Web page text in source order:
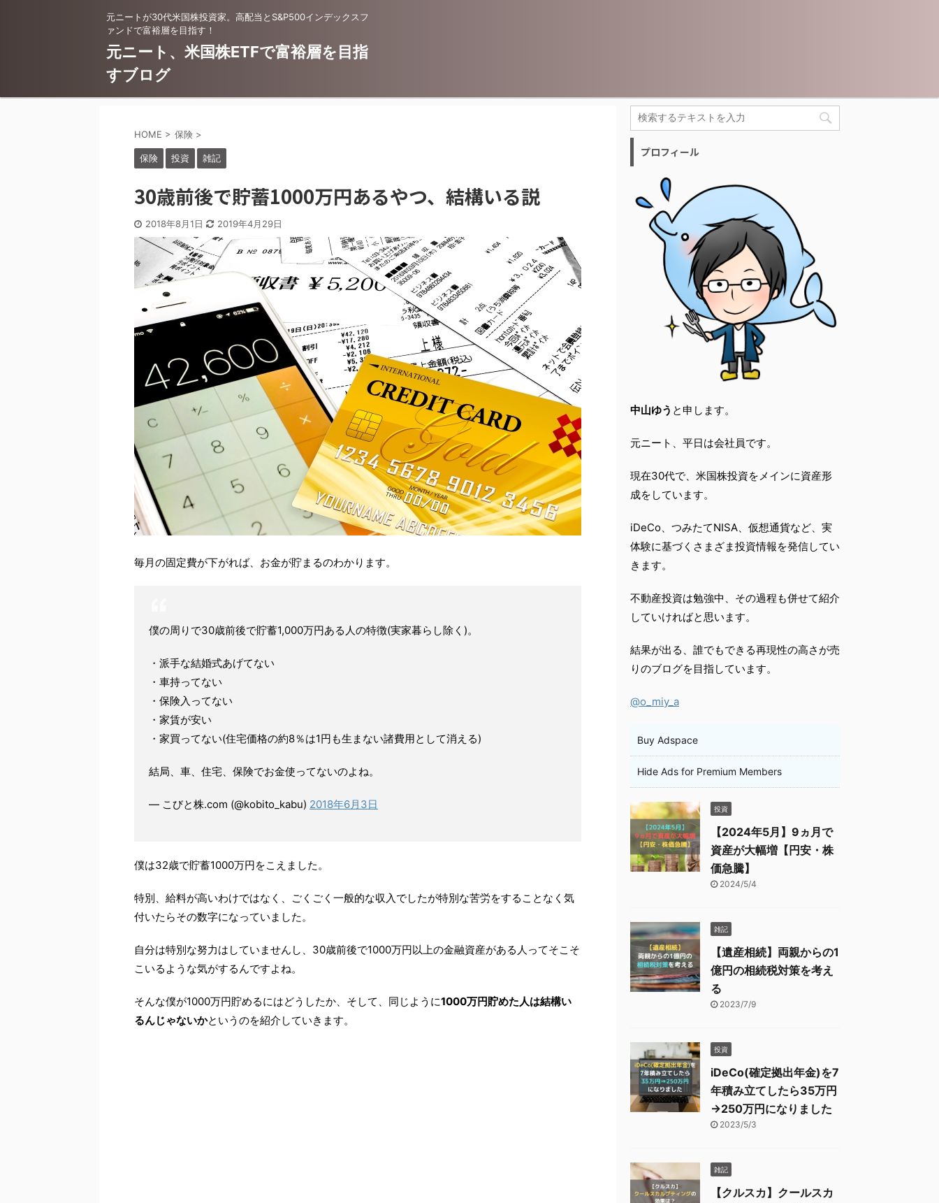
元ニートが30代米国株投資家。高配当とS&P500インデックスフ
ァンドで富裕層を目指す！
元ニート、米国株ETFで富裕層を目指
すブログ
HOME > 保険 >
保険 投資 雑記
30歳前後で貯蓄1000万円あるやつ、結構いる説
2018年8月1日 2019年4月29日
毎月の固定費が下がれば、お金が貯まるのわかります。
僕の周りで30歳前後で貯蓄1,000万円ある人の特徴(実家暮らし除く)。
・派手な結婚式あげてない
・車持ってない
・保険入ってない
・家賃が安い
・家買ってない(住宅価格の約8％は1円も生まない諸費用として消える)
結局、車、住宅、保険でお金使ってないのよね。
— こびと株.com (@kobito_kabu) 2018年6月3日
僕は32歳で貯蓄1000万円をこえました。
特別、給料が高いわけではなく、ごくごく一般的な収入でしたが特別な苦労をすることなく気
付いたらその数字になっていました。
自分は特別な努力はしていませんし、30歳前後で1000万円以上の金融資産がある人ってそこそ
こいるような気がするんですよね。
そんな僕が1000万円貯めるにはどうしたか、そして、同じように1000万円貯めた人は結構い
るんじゃないかというのを紹介していきます。
プロフィール
中山ゆう と申します。
元ニート、平日は会社員です。
現在30代で、米国株投資をメインに資産形
成をしています。
iDeCo、つみたてNISA、仮想通貨など、実
体験に基づくさまざま投資情報を発信してい
きます。
不動産投資は勉強中、その過程も併せて紹介
していければと思います。
結果が出る、誰でもできる再現性の高さが売
りのブログを目指しています。
@o_miy_a
Buy Adspace
Hide Ads for Premium Members
投資
【2024年5月】9ヵ月で
資産が大幅増【円安・株
価急騰】
2024/5/4
雑記
【遺産相続】両親からの1
億円の相続税対策を考え
る
2023/7/9
投資
iDeCo(確定拠出年金)を7
年積み立てしたら35万円
→250万円になりました
2023/5/3
雑記
【クルスカ】クールスカ